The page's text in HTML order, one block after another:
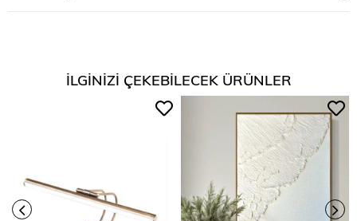
- Tuval Derinliği: 3 cm+
- Çerçeve Rengi:Natural Ahşap rengi
İLGINIZI ÇEKEBILECEK ÜRÜNLER